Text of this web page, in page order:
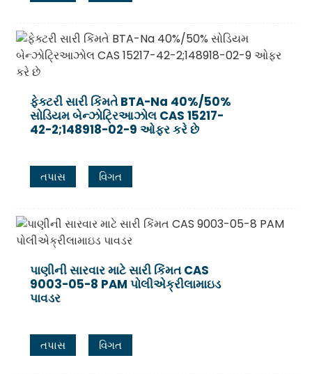
ફેક્ટરી સારી કિંમતે BTA-Na 40%/50%
સોડિયમ બેન્ઝોટ્રિઆઝોલ CAS 15217-
42-2;148918-02-9 ઓફર કરે છે
તપાસ વિગત
પાણીની સારવાર માટે સારી કિંમત CAS
9003-05-8 PAM પોલીએક્રીલામાઇડ
પાવડર
તપાસ વિગત